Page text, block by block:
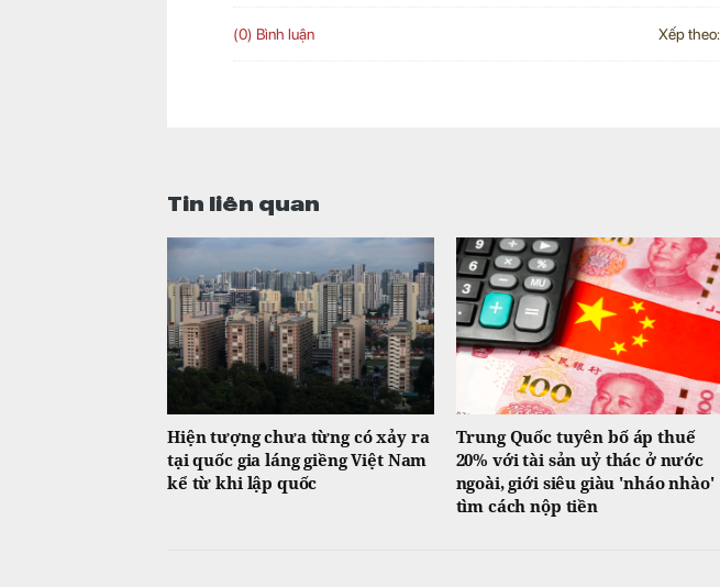
(0) Bình luận Xếp theo:
Tin liên quan
Hiện tượng chưa từng có xảy ra
tại quốc gia láng giềng Việt Nam
kể từ khi lập quốc
Trung Quốc tuyên bố áp thuế
20% với tài sản uỷ thác ở nước
ngoài, giới siêu giàu 'nháo nhào'
tìm cách nộp tiền